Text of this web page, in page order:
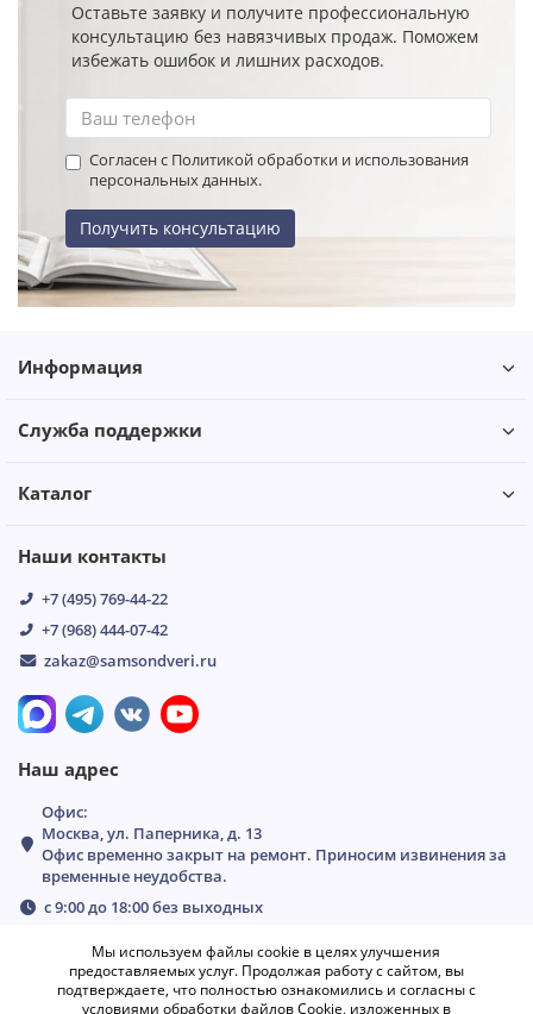
Оставьте заявку и получите профессиональную
консультацию без навязчивых продаж. Поможем
избежать ошибок и лишних расходов.
Согласен с Политикой обработки и использования
персональных данных.
Получить консультацию
Информация
Служба поддержки
Каталог
Наши контакты
+7 (495) 769-44-22
+7 (968) 444-07-42
zakaz@samsondveri.ru
Наш адрес
Офис:
Москва, ул. Паперника, д. 13
Офис временно закрыт на ремонт. Приносим извинения за
временные неудобства.
с 9:00 до 18:00 без выходных
Мы используем файлы cookie в целях улучшения
предоставляемых услуг. Продолжая работу с сайтом, вы
подтверждаете, что полностью ознакомились и согласны с
условиями обработки файлов Cookie, изложенных в